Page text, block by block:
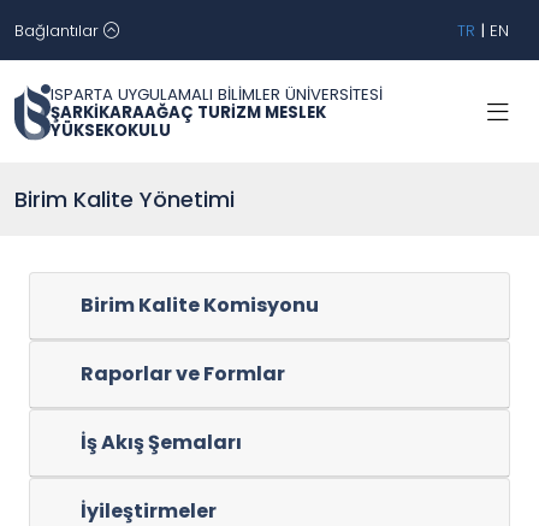
Bağlantılar TR | EN
ISPARTA UYGULAMALI BİLİMLER ÜNİVERSİTESİ
ŞARKİKARAAĞAÇ TURİZM MESLEK
YÜKSEKOKULU
Birim Kalite Yönetimi
Birim Kalite Komisyonu
Raporlar ve Formlar
İş Akış Şemaları
İyileştirmeler